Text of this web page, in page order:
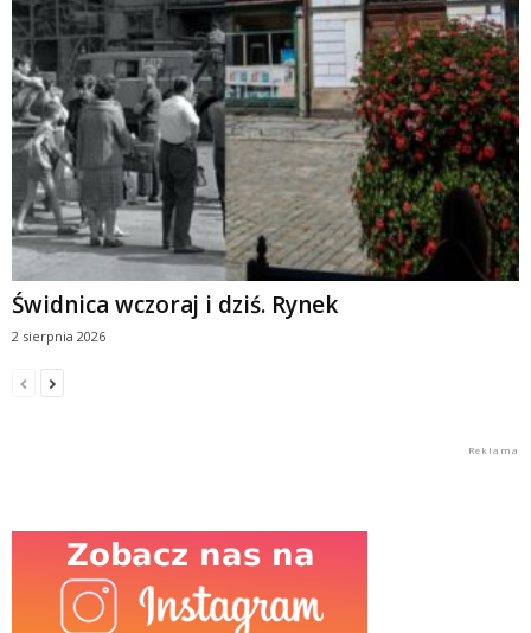
Świdnica wczoraj i dziś. Rynek
2 sierpnia 2026